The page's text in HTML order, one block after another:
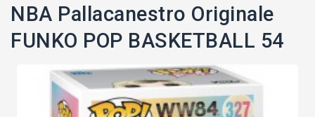
NBA Pallacanestro Originale
FUNKO POP BASKETBALL 54